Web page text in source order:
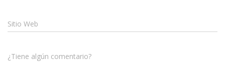
Sitio Web
¿Tiene algún comentario?